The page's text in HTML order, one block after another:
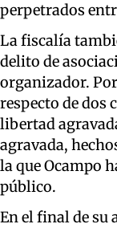
perpetrados
La fiscalía
delito de
organizador.
respecto de dos
libertad
agravada,
la que Ocampo
público.
En el final de su